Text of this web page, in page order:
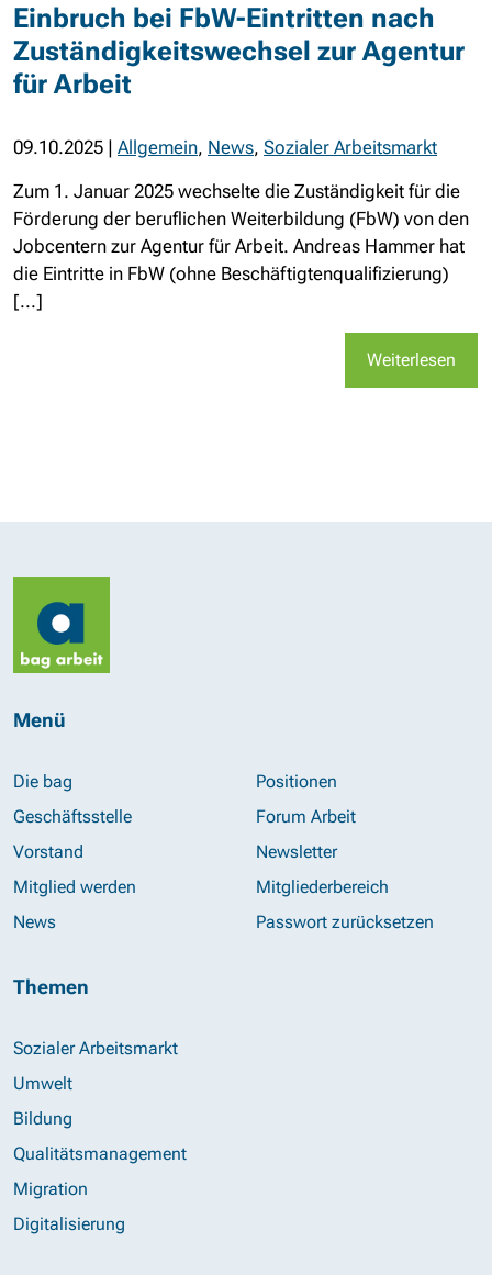
Einbruch bei FbW-Eintritten nach
Zuständigkeitswechsel zur Agentur
für Arbeit
09.10.2025 | Allgemein, News, Sozialer Arbeitsmarkt
Zum 1. Januar 2025 wechselte die Zuständigkeit für die
Förderung der beruflichen Weiterbildung (FbW) von den
Jobcentern zur Agentur für Arbeit. Andreas Hammer hat
die Eintritte in FbW (ohne Beschäftigtenqualifizierung)
[...]
Weiterlesen
Menü
Die bag
Geschäftsstelle
Vorstand
Mitglied werden
News
Positionen
Forum Arbeit
Newsletter
Mitgliederbereich
Passwort zurücksetzen
Themen
Sozialer Arbeitsmarkt
Umwelt
Bildung
Qualitätsmanagement
Migration
Digitalisierung